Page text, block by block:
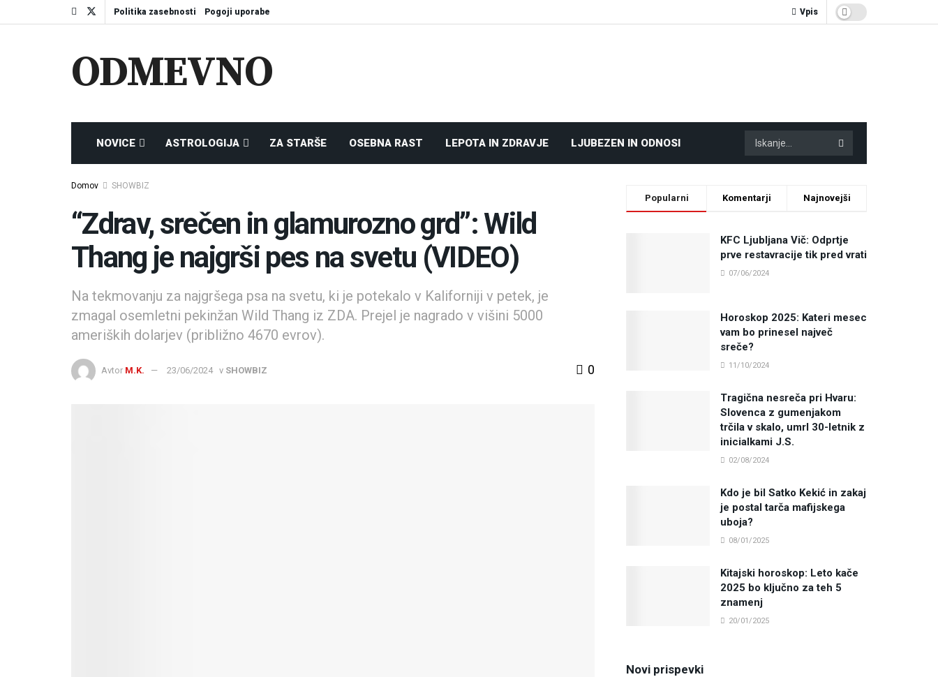
Politika zasebnosti Pogoji uporabe Vpis
ODMEVNO
NOVICE ASTROLOGIJA ZA STARŠE OSEBNA RAST LEPOTA IN ZDRAVJE LJUBEZEN IN ODNOSI
Domov SHOWBIZ
“Zdrav, srečen in glamurozno grd”: Wild
Thang je najgrši pes na svetu (VIDEO)
Na tekmovanju za najgršega psa na svetu, ki je potekalo v Kaliforniji v petek, je
zmagal osemletni pekinžan Wild Thang iz ZDA. Prejel je nagrado v višini 5000
ameriških dolarjev (približno 4670 evrov).
Avtor M.K. 23/06/2024 v SHOWBIZ 0
Popularni Komentarji Najnovejši
KFC Ljubljana Vič: Odprtje
prve restavracije tik pred vrati
07/06/2024
Horoskop 2025: Kateri mesec
vam bo prinesel največ
sreče?
11/10/2024
Tragična nesreča pri Hvaru:
Slovenca z gumenjakom
trčila v skalo, umrl 30-letnik z
inicialkami J.S.
02/08/2024
Kdo je bil Satko Kekić in zakaj
je postal tarča mafijskega
uboja?
08/01/2025
Kitajski horoskop: Leto kače
2025 bo ključno za teh 5
znamenj
20/01/2025
Novi prispevki